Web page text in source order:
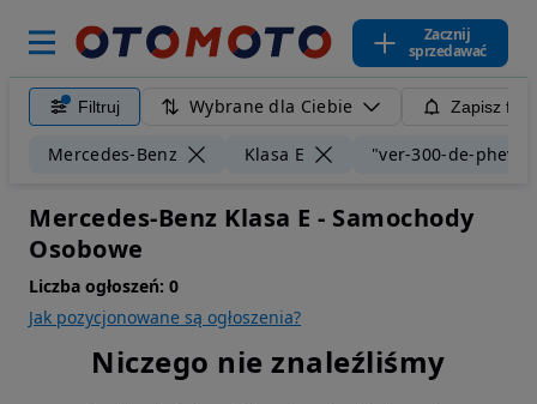
Zacznij
sprzedawać
Filtruj Wybrane dla Ciebie Zapisz
Mercedes-Benz Klasa E "ver-300-de-phev-
Mercedes-Benz Klasa E - Samochody
Osobowe
Liczba ogłoszeń: 0
Jak pozycjonowane są ogłoszenia?
Niczego nie znaleźliśmy